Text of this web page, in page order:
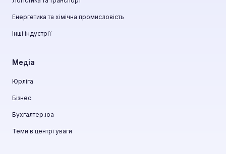
Енергетика та хімічна промисловість
Інші індустрії
Медіа
Юрліга
Бізнес
Бухгалтер.юа
Теми в центрі уваги